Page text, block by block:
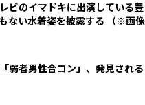
ビのイマドキに出演している豊
ない水着姿を披露する （※画像
弱者男性合コン」、発見される